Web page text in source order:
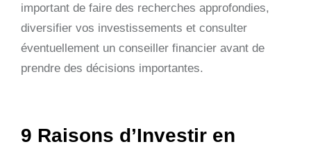
important de faire des recherches approfondies,
diversifier vos investissements et consulter
éventuellement un conseiller financier avant de
prendre des décisions importantes.
9 Raisons d’Investir en